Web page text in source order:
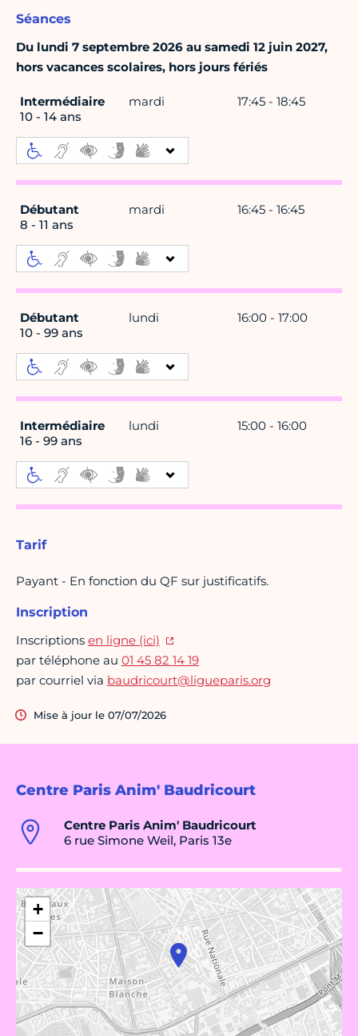
Centre Paris Anim' Baudricourt
Centre Paris Anim' Baudricourt
6 rue Simone Weil, Paris 13e
+
−
Séances
Du lundi 7 septembre 2026 au samedi 12 juin 2027,
hors vacances scolaires, hors jours fériés
Intermédiaire
10 - 14 ans
mardi 17:45 - 18:45
Débutant
8 - 11 ans
mardi 16:45 - 16:45
Débutant
10 - 99 ans
lundi 16:00 - 17:00
Intermédiaire
16 - 99 ans
lundi 15:00 - 16:00
Tarif
Payant - En fonction du QF sur justificatifs.
Inscription
Inscriptions en ligne (ici)
par téléphone au 01 45 82 14 19
par courriel via baudricourt@ligueparis.org
Mise à jour le 07/07/2026